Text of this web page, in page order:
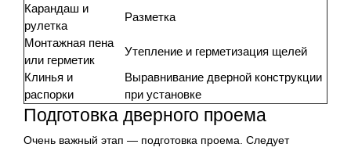
Карандаш и
рулетка
Разметка
Монтажная пена
или герметик
Утепление и герметизация щелей
Клинья и
распорки
Выравнивание дверной конструкции
при установке
Подготовка дверного проема
Очень важный этап — подготовка проема. Следует